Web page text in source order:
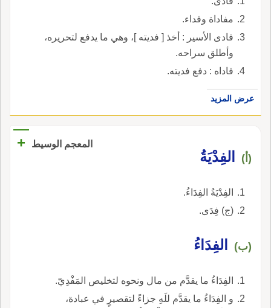
مفاداة وفداء.
فادى الأسير : أخذ [ فديته ]، وهي ما يدفع لتحريره،
وأطلق سراحه.
فاداه : دفع فديته.
عرض المزيد
المعجم الوسيط +
(أ) الفِدْيَةُ
الفِدْيَةُ الفِدَاءُ.
(ج) فِدَى.
(ب) الفِدَاءُ
الفِدَاءُ ما يقدَّم من مال ونحوه لتخليص المَفْدِيّ.
و الفِدَاءُ ما يقدَّم للَهِ جزاءً لتقصيرٍ في عبادة،